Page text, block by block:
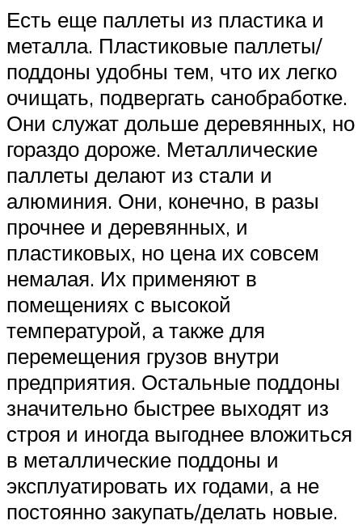
Есть еще паллеты из пластика и
металла. Пластиковые паллеты/
поддоны удобны тем, что их легко
очищать, подвергать санобработке.
Они служат дольше деревянных, но
гораздо дороже. Металлические
паллеты делают из стали и
алюминия. Они, конечно, в разы
прочнее и деревянных, и
пластиковых, но цена их совсем
немалая. Их применяют в
помещениях с высокой
температурой, а также для
перемещения грузов внутри
предприятия. Остальные поддоны
значительно быстрее выходят из
строя и иногда выгоднее вложиться
в металлические поддоны и
эксплуатировать их годами, а не
постоянно закупать/делать новые.